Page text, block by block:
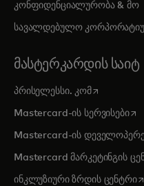
კონფიდენციალურობა & მო
სავალდებულო
ᲛᲐᲡᲢᲔᲠᲙᲐᲠᲓᲘᲡ ᲡᲐᲘᲢ
პრისელესსი. კომopens in a
Mastercard-ის სერვისები
Mastercard-ის
Mastercard მარკეტინგის
ინკლუზიური ზრდის ცენტრი